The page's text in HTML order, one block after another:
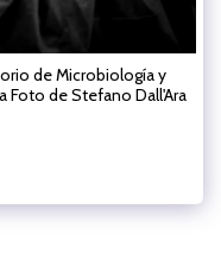
de Microbiología y
Foto de Stefano Dall'Ara